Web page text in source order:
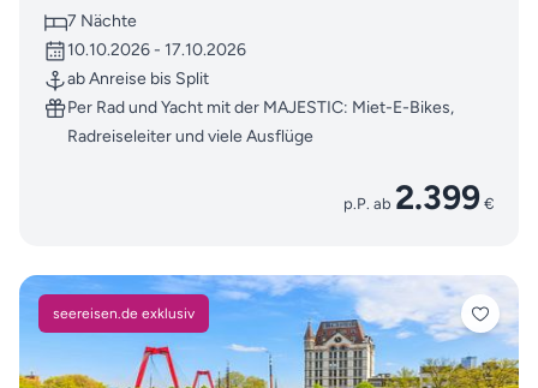
7 Nächte
10.10.2026 - 17.10.2026
ab Anreise bis Split
Per Rad und Yacht mit der MAJESTIC: Miet-E-Bikes,
Radreiseleiter und viele Ausflüge
p.P. ab 2.399 €
seereisen.de exklusiv